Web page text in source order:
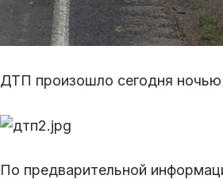
ДТП произошло сегодня ночью
По предварительной